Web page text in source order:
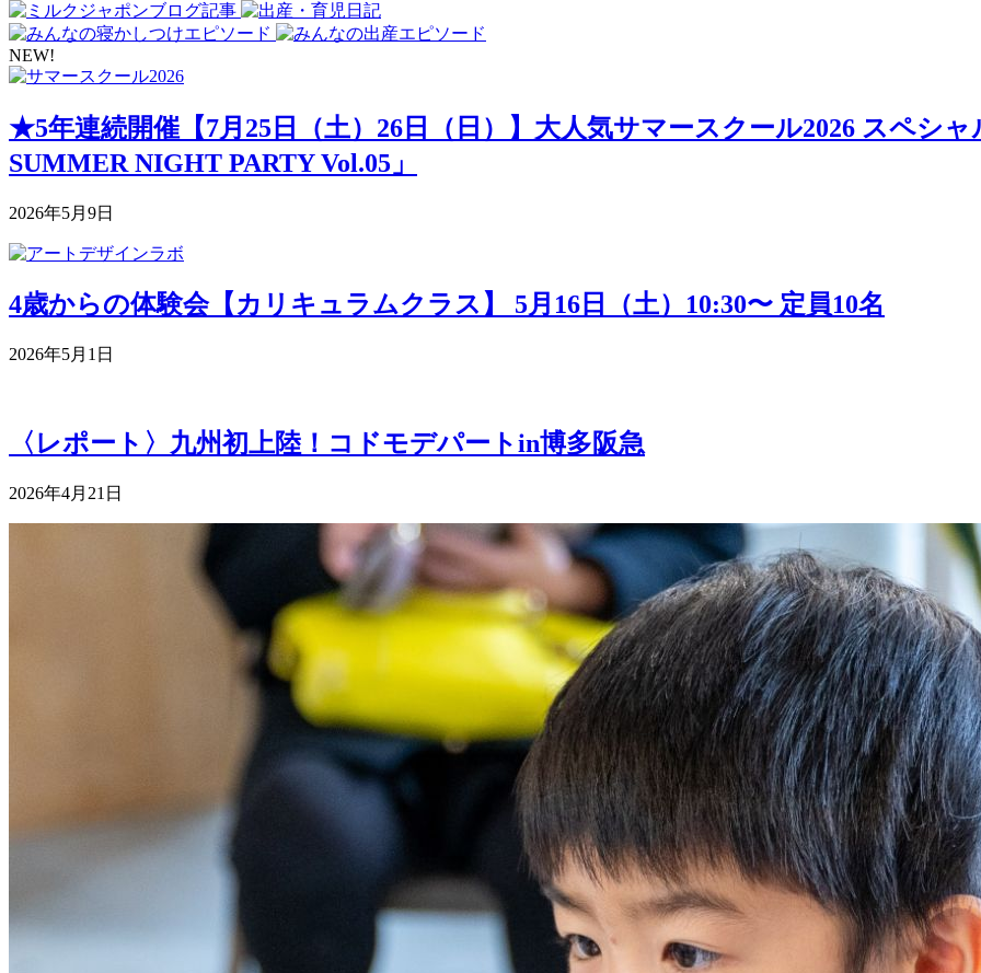
NEW!
★5年連続開催【7月25日（土）26日（日）】大人気サマースクール2026 スペシ
SUMMER NIGHT PARTY Vol.05」
2026年5月9日
4歳からの体験会【カリキュラムクラス】 5月16日（土）10:30〜 定員10名
2026年5月1日
〈レポート〉九州初上陸！コドモデパートin博多阪急
2026年4月21日